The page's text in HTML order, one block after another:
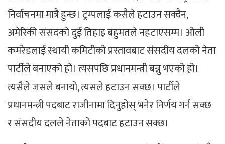
निर्वाचनमा मात्रै हुन्छ। ट्रम्पलाई कसैले हटाउन सक्दैन,
अमेरिकी संसदको दुई तिहाइ बहुमतले नहटाएसम्म। ओली
कमरेडलाई स्थायी कमिटीको प्रस्तावबाट संसदीय दलको नेता
पार्टीले बनाएको हो। त्यसपछि प्रधानमन्त्री बन्नु भएको हो।
त्यसैले जसले बनायो, त्यसले हटाउन सक्छ। पार्टीले
प्रधानमन्त्री पदबाट राजीनामा दिनुहोस् भनेर निर्णय गर्न सक्छ
र संसदीय दलले नेताको पदबाट हटाउन सक्छ।